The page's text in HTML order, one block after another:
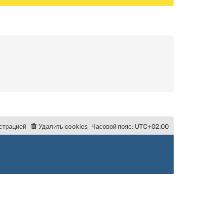
Часовой пояс: UTC+02:00
Удалить cookies
трацией